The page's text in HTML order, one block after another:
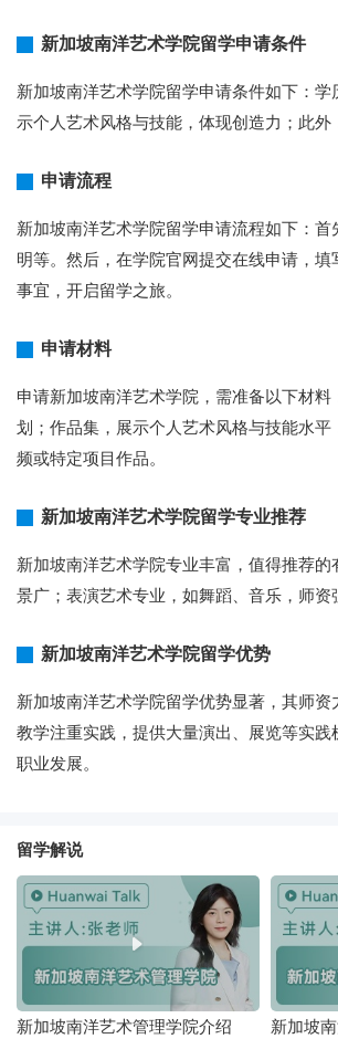
新加坡南洋艺术学院留学申请条件
新加坡南洋艺术学院留学申请条件如下：
示个人艺术风格与技能，体现创造力；此
申请流程
新加坡南洋艺术学院留学申请流程如下：
明等。然后，在学院官网提交在线申请，
事宜，开启留学之旅。
申请材料
申请新加坡南洋艺术学院，需准备以下材
划；作品集，展示个人艺术风格与技能水
频或特定项目作品。
新加坡南洋艺术学院留学专业推荐
新加坡南洋艺术学院专业丰富，值得推荐
景广；表演艺术专业，如舞蹈、音乐，师
新加坡南洋艺术学院留学优势
新加坡南洋艺术学院留学优势显著，其师
教学注重实践，提供大量演出、展览等实
职业发展。
留学解说
新加坡南洋艺术管理学院介绍 新加坡